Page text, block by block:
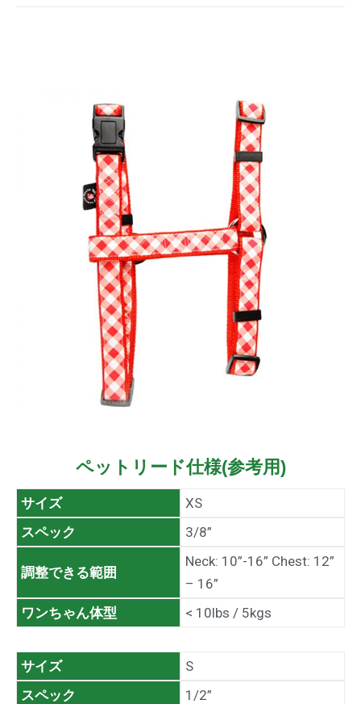
ペットリード仕様(参考用)
サイズ
スペック
調整できる範囲
ワンちゃん体型
XS
3/8”
Neck: 10”-16” Chest: 12”
– 16”
< 10lbs / 5kgs
サイズ
スペック
S
1/2”